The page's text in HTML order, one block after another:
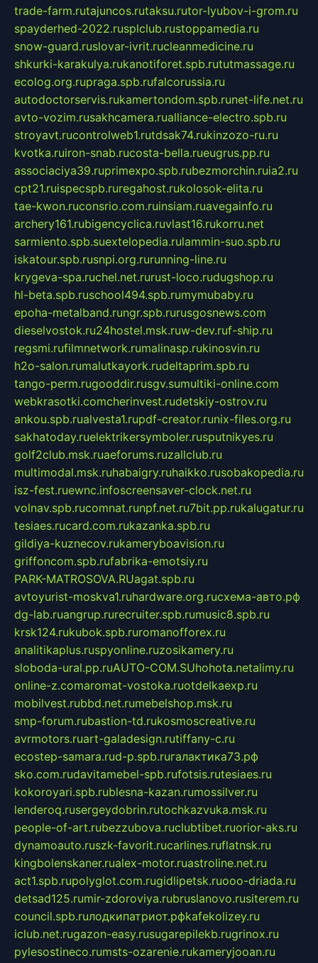
trade-farm.rutajuncos.rutaksu.rutor-lyubov-i-grom.ru
spayderhed-2022.rusplclub.rustoppamedia.ru
snow-guard.ruslovar-ivrit.rucleanmedicine.ru
shkurki-karakulya.rukanotiforet.spb.rututmassage.ru
ecolog.org.rupraga.spb.rufalcorussia.ru
autodoctorservis.rukamertondom.spb.runet-life.net.ru
avto-vozim.rusakhcamera.rualliance-electro.spb.ru
stroyavt.rucontrolweb1.rutdsak74.rukinzozo-ru.ru
kvotka.ruiron-snab.rucosta-bella.rueugrus.pp.ru
associaciya39.ruprimexpo.spb.rubezmorchin.ruia2.ru
cpt21.ruispecspb.ruregahost.rukolosok-elita.ru
tae-kwon.ruconsrio.com.ruinsiam.ruavegainfo.ru
archery161.rubigencyclica.ruvlast16.rukorru.net
sarmiento.spb.suextelopedia.rulammin-suo.spb.ru
iskatour.spb.rusnpi.org.rurunning-line.ru
krygeva-spa.ruchel.net.rurust-loco.rudugshop.ru
hl-beta.spb.ruschool494.spb.rumymubaby.ru
epoha-metalband.rungr.spb.rurusgosnews.com
dieselvostok.ru24hostel.msk.ruw-dev.ruf-ship.ru
regsmi.rufilmnetwork.rumalinasp.rukinosvin.ru
h2o-salon.rumalutkayork.rudeltaprim.spb.ru
tango-perm.rugooddir.rusgv.sumultiki-online.com
webkrasotki.comcherinvest.rudetskiy-ostrov.ru
ankou.spb.rualvesta1.rupdf-creator.runix-files.org.ru
sakhatoday.ruelektrikersymboler.rusputnikyes.ru
golf2club.msk.ruaeforums.ruzallclub.ru
multimodal.msk.ruhabaigry.ruhaikko.rusobakopedia.ru
isz-fest.ruewnc.infoscreensaver-clock.net.ru
volnav.spb.rucomnat.runpf.net.ru7bit.pp.rukalugatur.ru
tesiaes.rucard.com.rukazanka.spb.ru
gildiya-kuznecov.rukameryboavision.ru
griffoncom.spb.rufabrika-emotsiy.ru
PARK-MATROSOVA.RUagat.spb.ru
avtoyurist-moskva1.ruhardware.org.ruсхема-авто.рф
dg-lab.ruangrup.rurecruiter.spb.rumusic8.spb.ru
krsk124.rukubok.spb.ruromanofforex.ru
analitikaplus.ruspyonline.ruzosikamery.ru
sloboda-ural.pp.ruAUTO-COM.SUhohota.netalimy.ru
online-z.comaromat-vostoka.ruotdelkaexp.ru
mobilvest.rubbd.net.rumebelshop.msk.ru
smp-forum.rubastion-td.rukosmoscreative.ru
avrmotors.ruart-galadesign.rutiffany-c.ru
ecostep-samara.rud-p.spb.ruгалактика73.рф
sko.com.rudavitamebel-spb.rufotsis.rutesiaes.ru
kokoroyari.spb.rublesna-kazan.rumossilver.ru
lenderoq.rusergeydobrin.rutochkazvuka.msk.ru
people-of-art.rubezzubova.ruclubtibet.ruorior-aks.ru
dynamoauto.ruszk-favorit.rucarlines.ruflatnsk.ru
kingbolenskaner.rualex-motor.ruastroline.net.ru
act1.spb.rupolyglot.com.rugidlipetsk.ruooo-driada.ru
detsad125.rumir-zdoroviya.rubruslanovo.rusiterem.ru
council.spb.ruлодкипатриот.рфkafekolizey.ru
iclub.net.rugazon-easy.rusugarepilekb.rugrinox.ru
pylesostineco.rumsts-ozarenie.rukameryjooan.ru